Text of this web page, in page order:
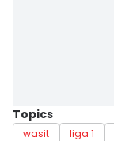
Topics
wasit liga 1